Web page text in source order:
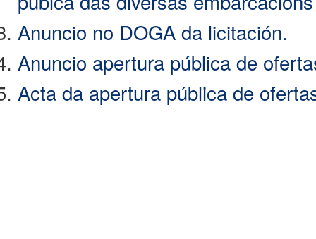
Anuncio no DOGA da licitación.
Anuncio apertura pública de
Acta da apertura pública de